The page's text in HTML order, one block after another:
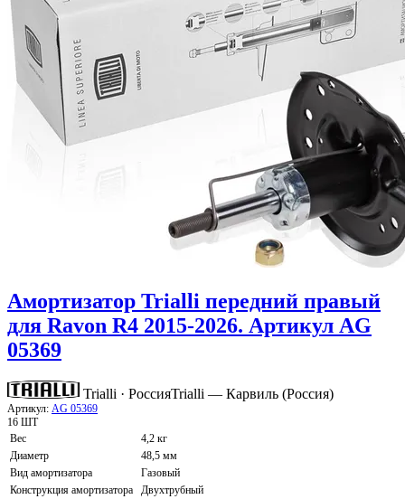
Амортизатор Trialli передний правый
для Ravon R4 2015-2026. Артикул AG
05369
Trialli · РоссияTrialli — Карвиль (Россия)
Артикул: AG 05369
16 ШТ
Вес
4,2 кг
Диаметр
48,5 мм
Вид амортизатора
Газовый
Конструкция амортизатора
Двухтрубный